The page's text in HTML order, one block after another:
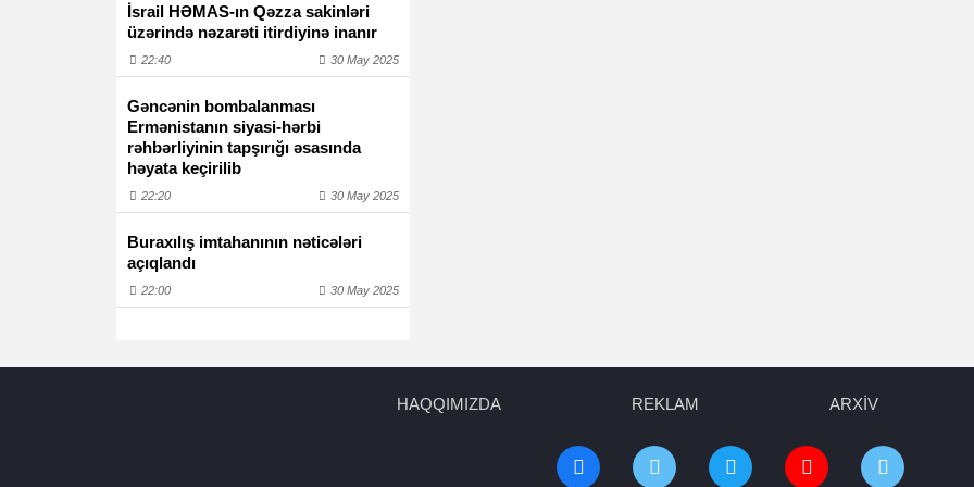
İsrail HƏMAS-ın Qəzza sakinləri
üzərində nəzarəti itirdiyinə inanır
22:40 30 May 2025
Gəncənin bombalanması
Ermənistanın siyasi-hərbi
rəhbərliyinin tapşırığı əsasında
həyata keçirilib
22:20 30 May 2025
Buraxılış imtahanının nəticələri
açıqlandı
22:00 30 May 2025
HAQQIMIZDA REKLAM ARXİV